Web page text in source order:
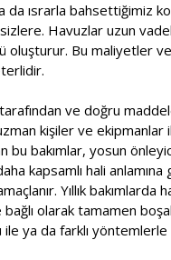
da ısrarla bahsettiğimiz
Havuzlar uzun
oluşturur. Bu maliyetler
ve doğru
kişiler ve ekipmanlar
bu bakımlar, yosun
kapsamlı hali
Yıllık
olarak tamamen
ya da farklı yöntemlerle